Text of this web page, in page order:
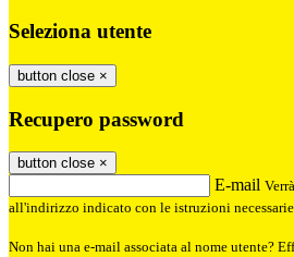
Seleziona utente
button close ×
Recupero password
button close ×
E-mail
all'indirizzo indicato con le istruzioni
Non hai una e-mail associata al nome utente?